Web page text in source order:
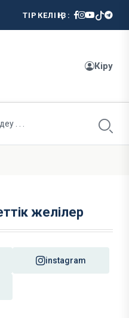
ТІРКЕЛІҢІЗ:
Кіру
желілер
instagram